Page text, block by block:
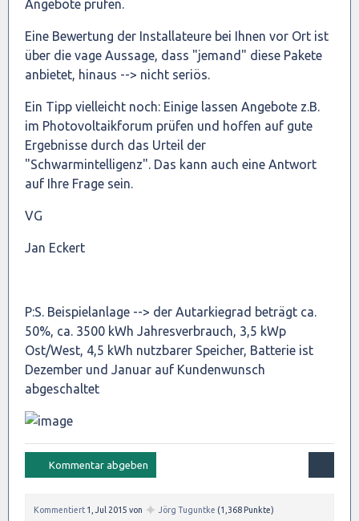
Angebote prüfen.
Eine Bewertung der Installateure bei Ihnen vor Ort ist
über die vage Aussage, dass "jemand" diese Pakete
anbietet, hinaus --> nicht seriös.
Ein Tipp vielleicht noch: Einige lassen Angebote z.B.
im Photovoltaikforum prüfen und hoffen auf gute
Ergebnisse durch das Urteil der
"Schwarmintelligenz". Das kann auch eine Antwort
auf Ihre Frage sein.
VG
Jan Eckert
P:S. Beispielanlage --> der Autarkiegrad beträgt ca.
50%, ca. 3500 kWh Jahresverbrauch, 3,5 kWp
Ost/West, 4,5 kWh nutzbarer Speicher, Batterie ist
Dezember und Januar auf Kundenwunsch
abgeschaltet
Kommentiert 1, Jul 2015 von ✦ Jörg Tuguntke (1,368 Punkte)